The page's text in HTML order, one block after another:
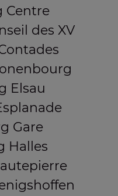
Centre
des XV
Elsau
Gare
Halles